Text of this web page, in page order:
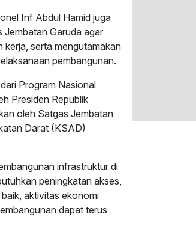
Inf Abdul Hamid juga
Jembatan Garuda agar
kerja, serta mengutamakan
pembangunan.
Program Nasional
Presiden Republik
oleh Satgas Jembatan
Darat (KSAD)
infrastruktur di
peningkatan akses,
aktivitas ekonomi
dapat terus